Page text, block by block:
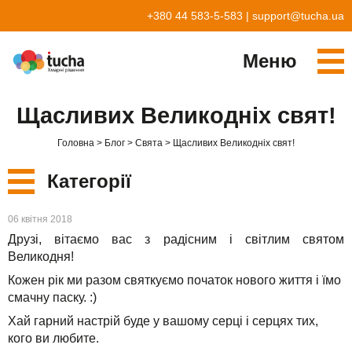
+380 44 583-5-583 | support@tucha.ua
Меню
TuchaBit
TuchaHost
TuchaMetal
TuchaBackup
Хостиг сайтів на Laravel
Хостинг CRM
Хостинг сайтів-конструкторів
Віддалений офіс
Наші партнери
Блог
Про нас
Компанія
Кар'єра
Щасливих Великодніх свят!
Головна Блог Свята Щасливих Великодніх свят!
Категорії
Нові
Сервіси
Рішення
Для бізнесу
06 квітня 2018
Друзі, вітаємо вас з радісним і світлим святом
Великодня!
Кожен рік ми разом святкуємо початок нового життя і їмо
смачну паску. :)
Хай гарний настрій буде у вашому серці і серцях тих,
кого ви любите.